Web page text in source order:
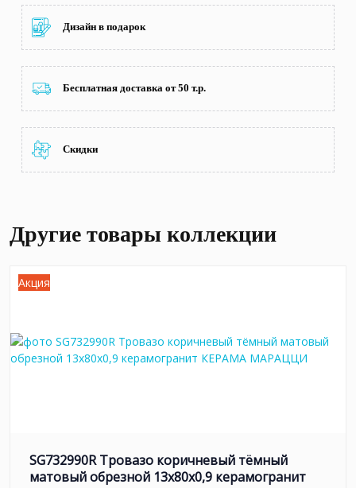
Дизайн в подарок
Бесплатная доставка от 50 т.р.
Скидки
Другие товары коллекции
Акция
SG732990R Тровазо коричневый тёмный
матовый обрезной 13x80x0,9 керамогранит